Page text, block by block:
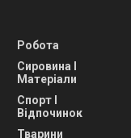
Робота
Сировина І
Матеріали
Спорт І
Відпочинок
Тварини